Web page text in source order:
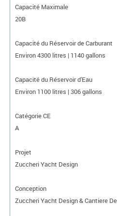
Capacité Maximale
20B
Capacité du Réservoir de Carburant
Environ 4300 litres | 1140 gallons
Capacité du Réservoir d'Eau
Environ 1100 litres | 306 gallons
Catégorie CE
A
Projet
Zuccheri Yacht Design
Conception
Zuccheri Yacht Design & Cantiere